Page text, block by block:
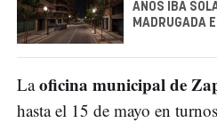
AÑOS IBA
MADRUGADA
Laoficina municipal de
hasta el 15 de mayo en